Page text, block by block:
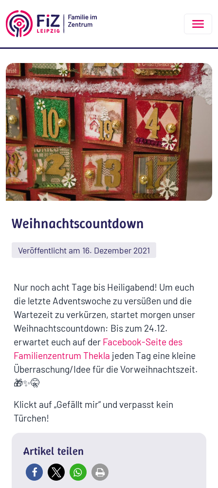
Weihnachtscountdown
Veröffentlicht am 16. Dezember 2021
Nur noch acht Tage bis Heiligabend! Um euch
die letzte Adventswoche zu versüßen und die
Wartezeit zu verkürzen, startet morgen unser
Weihnachtscountdown: Bis zum 24.12.
erwartet euch auf der Facebook-Seite des
Familienzentrum Thekla jeden Tag eine kleine
Überraschung/Idee für die Vorweihnachtszeit.
🎁✨🤫
Klickt auf „Gefällt mir“ und verpasst kein
Türchen!
Artikel teilen